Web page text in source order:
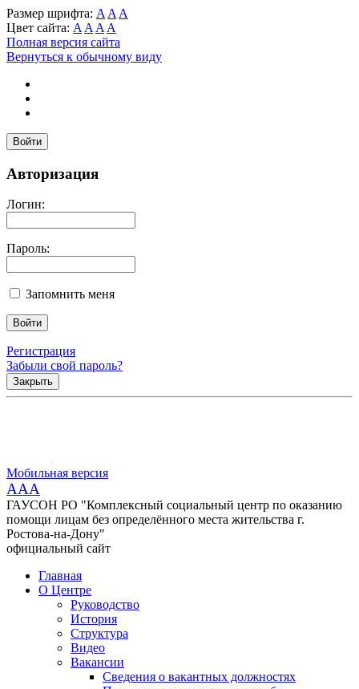
Размер шрифта: A A A
Цвет сайта: A A A A
Полная версия сайта
Вернуться к обычному виду
Войти
Авторизация
Логин:
Пароль:
Запомнить меня
Регистрация
Забыли свой пароль?
Закрыть
Мобильная версия
AAA
ГАУСОН РО "Комплексный социальный центр по оказанию
помощи лицам без определённого места жительства г.
Ростова-на-Дону"
официальный сайт
Главная
О Центре
Руководство
История
Структура
Видео
Вакансии
Сведения о вакантных должностях